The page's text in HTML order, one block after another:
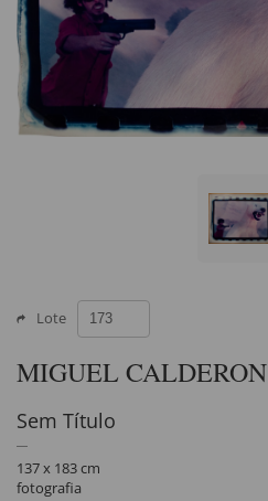
Lote
MIGUEL CALDERON
Sem Título
137 x 183 cm
fotografia